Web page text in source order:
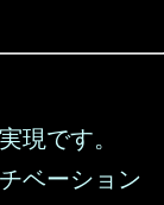
現です。
ベーション